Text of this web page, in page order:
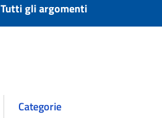
Tutti gli argomenti
Categorie